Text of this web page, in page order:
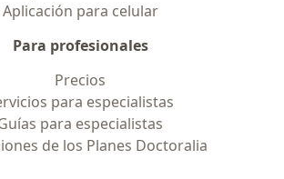
Aplicación para celular
Para profesionales
Precios
para especialistas
para especialistas
de los Planes Doctoralia